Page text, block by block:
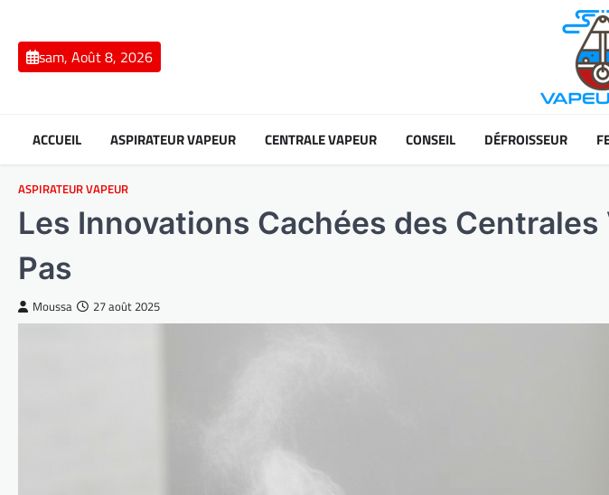
contentsam, Août 8, 2026
ACCUEIL ASPIRATEUR VAPEUR CENTRALE VAPEUR CONSEIL DÉFROISSEUR
ASPIRATEUR VAPEUR
Les Innovations Cachées des Centrales
Pas
Moussa 27 août 2025